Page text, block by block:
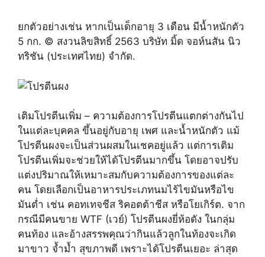
ยกตัวอย่างเช่น หากเป็นเด็กอายุ 3 เดือน มีน้ำหนักตัว
5 กก. © สงวนลิขสิทธิ์ 2563 บริษัท มิ้ด จอห์นสัน นิว
ทริชัน (ประเทศไทย) จำกัด.
เติมโปรตีนเพิ่ม – ความต้องการโปรตีนแตกต่างกันไป
ในแต่ละบุคคล ขึ้นอยู่กับอายุ เพศ และน้ำหนักตัว แม้
โปรตีนผงจะเป็นส่วนผสมในเชคอยู่แล้ว แต่การเติม
โปรตีนเพิ่มจะช่วยให้ได้โปรตีนมากขึ้น โดยอาจปรับ
แต่งปริมาณให้เหมาะสมกับความต้องการของแต่ละ
คน โดยเลือกเป็นอาหารประเภทนมไร้ไขมันหรือไข
มันต่ำ เช่น คอทเทจชีส ริคอตต้าชีส หรือโยเกิร์ต. จาก
กรณีมีคนขาย WTF (เวย์) โปรตีนผงยี่ห้อดัง ในกลุ่ม
คนท้อง และอ้างสรรพคุณว่ากินแล้วลูกในท้องจะเกิด
มาขาว จ้ำม้ำ สุขภาพดี เพราะได้โปรตีนเยอะ ล่าสุด